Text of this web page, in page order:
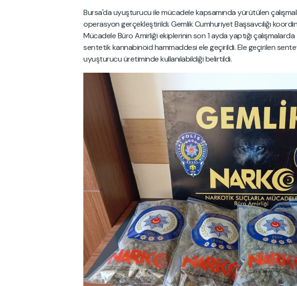
Bursa'da uyuşturucu ile mücadele kapsamında yürütülen
operasyon gerçekleştirildi. Gemlik Cumhuriyet Başsavcılığı
Mücadele Büro Amirliği ekiplerinin son 1 ayda yaptığı
sentetik kannabinoid hammaddesi ele geçirildi. Ele geçirilen
uyuşturucu üretiminde kullanılabildiği belirtildi.